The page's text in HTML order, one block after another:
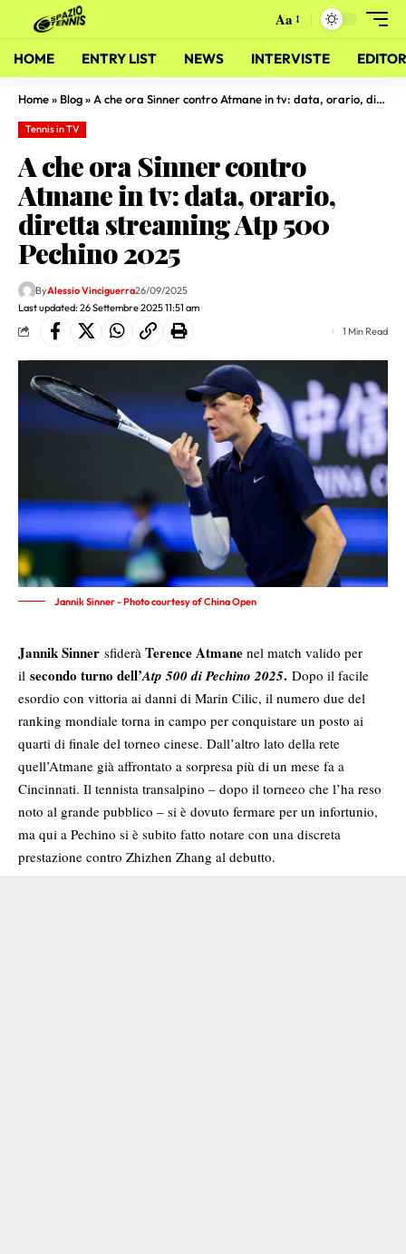
Aa
HOME ENTRY LIST NEWS INTERVISTE
Home» Blog» A che ora Sinner contro Atmane in tv: data, orario, diretta streaming Atp 500 Pechino 2025
Tennis in TV
A che ora Sinner contro
Atmane in tv: data, orario,
diretta streaming Atp 500
Pechino 2025
Last updated: 26 Settembre 2025 11:51 am
ByAlessio Vinciguerra26/09/2025
1 Min Read
Jannik Sinner - Photo courtesy of China Open
Jannik Sinner sfiderà Terence Atmane nel match valido per
il secondo turno dell’Atp 500 di Pechino 2025. Dopo il facile
esordio con vittoria ai danni di Marin Cilic, il numero due del
ranking mondiale torna in campo per conquistare un posto ai
quarti di finale del torneo cinese. Dall’altro lato della rete
quell’Atmane già affrontato a sorpresa più di un mese fa a
Cincinnati. Il tennista transalpino – dopo il torneeo che l’ha reso
noto al grande pubblico – si è dovuto fermare per un infortunio,
ma qui a Pechino si è subito fatto notare con una discreta
prestazione contro Zhizhen Zhang al debutto.